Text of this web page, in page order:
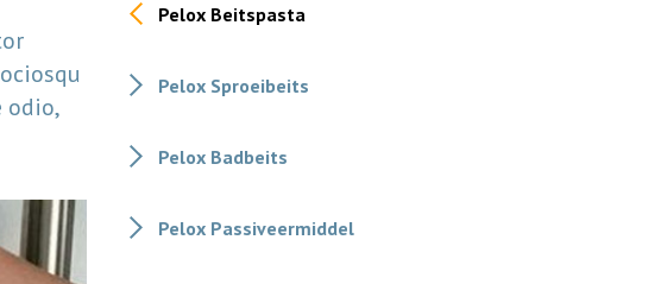
odio,
Pelox Beitspasta
Pelox Sproeibeits
Pelox Badbeits
Pelox Passiveermiddel